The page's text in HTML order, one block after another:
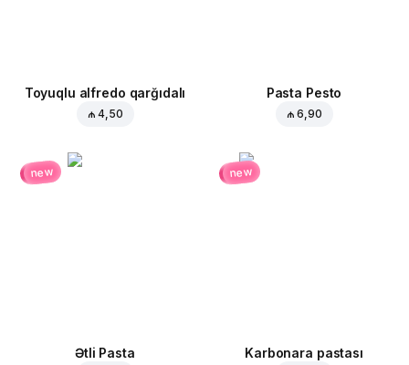
Toyuqlu alfredo qarğıdalı
₼ 4,50
Pasta Pesto
₼ 6,90
new
Ətli Pasta
new
Karbonara pastası